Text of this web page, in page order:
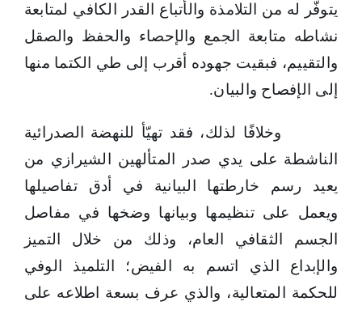
يتوفّر له من التلامذة والأتباع القدر الكافي لمتابعة
نشاطه متابعة الجمع والإحصاء والحفظ والصقل
والتقييم، فبقيت جهوده أقرب إلى طي الكتما منها
إلى الإفصاح والبيان.
وخلافًا لذلك، فقد تهيّأ للنهضة الصدرائية
الناشطة على يدي صدر المتألهين الشيرازي من
يعيد رسم خارطتها البيانية في أدق تفاصيلها
ويعمل على تنظيمها وبيانها وضخها في مفاصل
الجسم الثقافي العام، وذلك من خلال التميز
والإبداع الذي اتسم به الفيض؛ التلميذ الوفي
للحكمة المتعالية، والذي عرف بسعة اطلاعه على